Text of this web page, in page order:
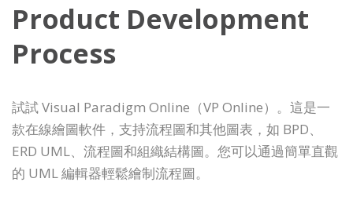
Product Development
Process
試試 Visual Paradigm Online（VP Online）。這是一
款在線繪圖軟件，支持流程圖和其他圖表，如 BPD、
ERD UML、流程圖和組織結構圖。您可以通過簡單直觀
的 UML 編輯器輕鬆繪制流程圖。